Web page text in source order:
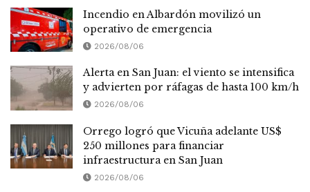
Incendio en Albardón movilizó un
operativo de emergencia
2026/08/06
Alerta en San Juan: el viento se intensifica
y advierten por ráfagas de hasta 100 km/h
2026/08/06
Orrego logró que Vicuña adelante US$
250 millones para financiar
infraestructura en San Juan
2026/08/06